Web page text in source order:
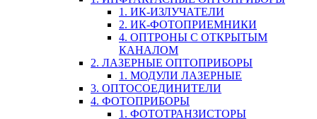
1. ИК-ИЗЛУЧАТЕЛИ
2. ИК-ФОТОПРИЕМНИКИ
4. ОПТРОНЫ С ОТКРЫТЫМ
КАНАЛОМ
2. ЛАЗЕРНЫЕ ОПТОПРИБОРЫ
1. МОДУЛИ ЛАЗЕРНЫЕ
3. ОПТОСОЕДИНИТЕЛИ
4. ФОТОПРИБОРЫ
1. ФОТОТРАНЗИСТОРЫ